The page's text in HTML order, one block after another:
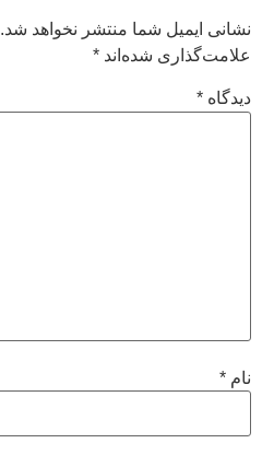
نشانی ایمیل شما منتشر نخواهد شد.
علامت‌گذاری شده‌اند *
دیدگاه *
نام *